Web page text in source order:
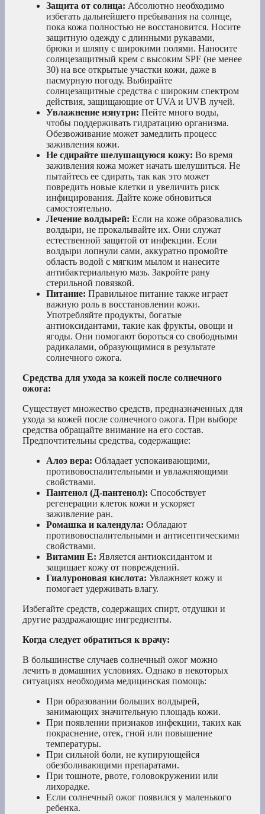
Защита от солнца: Абсолютно необходимо
избегать дальнейшего пребывания на солнце,
пока кожа полностью не восстановится. Носите
защитную одежду с длинными рукавами,
брюки и шляпу с широкими полями. Наносите
солнцезащитный крем с высоким SPF (не менее
30) на все открытые участки кожи, даже в
пасмурную погоду. Выбирайте
солнцезащитные средства с широким спектром
действия, защищающие от UVA и UVB лучей.
Увлажнение изнутри: Пейте много воды,
чтобы поддерживать гидратацию организма.
Обезвоживание может замедлить процесс
заживления кожи.
Не сдирайте шелушащуюся кожу: Во время
заживления кожа может начать шелушиться. Не
пытайтесь ее сдирать, так как это может
повредить новые клетки и увеличить риск
инфицирования. Дайте коже обновиться
самостоятельно.
Лечение волдырей: Если на коже образовались
волдыри, не прокалывайте их. Они служат
естественной защитой от инфекции. Если
волдыри лопнули сами, аккуратно промойте
область водой с мягким мылом и нанесите
антибактериальную мазь. Закройте рану
стерильной повязкой.
Питание: Правильное питание также играет
важную роль в восстановлении кожи.
Употребляйте продукты, богатые
антиоксидантами, такие как фрукты, овощи и
ягоды. Они помогают бороться со свободными
радикалами, образующимися в результате
солнечного ожога.
Средства для ухода за кожей после солнечного
ожога:
Существует множество средств, предназначенных для
ухода за кожей после солнечного ожога. При выборе
средства обращайте внимание на его состав.
Предпочтительны средства, содержащие:
Алоэ вера: Обладает успокаивающими,
противовоспалительными и увлажняющими
свойствами.
Пантенол (Д-пантенол): Способствует
регенерации клеток кожи и ускоряет
заживление ран.
Ромашка и календула: Обладают
противовоспалительными и антисептическими
свойствами.
Витамин Е: Является антиоксидантом и
защищает кожу от повреждений.
Гиалуроновая кислота: Увлажняет кожу и
помогает удерживать влагу.
Избегайте средств, содержащих спирт, отдушки и
другие раздражающие ингредиенты.
Когда следует обратиться к врачу:
В большинстве случаев солнечный ожог можно
лечить в домашних условиях. Однако в некоторых
ситуациях необходима медицинская помощь:
При образовании больших волдырей,
занимающих значительную площадь кожи.
При появлении признаков инфекции, таких как
покраснение, отек, гной или повышение
температуры.
При сильной боли, не купирующейся
обезболивающими препаратами.
При тошноте, рвоте, головокружении или
лихорадке.
Если солнечный ожог появился у маленького
ребенка.